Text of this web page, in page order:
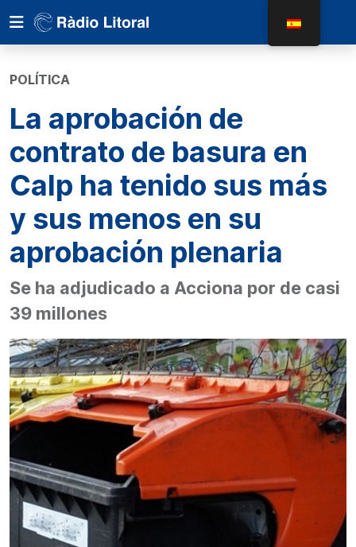
POLÍTICA
La aprobación de
contrato de basura en
Calp ha tenido sus más
y sus menos en su
aprobación plenaria
Se ha adjudicado a Acciona por de casi
39 millones